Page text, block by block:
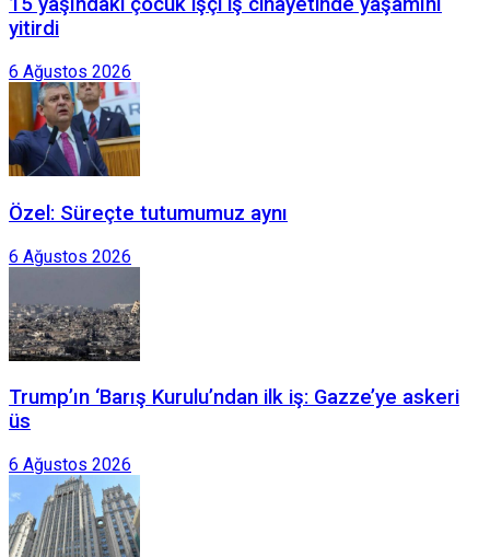
15 yaşındaki çocuk işçi iş cinayetinde yaşamını
yitirdi
6 Ağustos 2026
Özel: Süreçte tutumumuz aynı
6 Ağustos 2026
Trump’ın ‘Barış Kurulu’ndan ilk iş: Gazze’ye askeri
üs
6 Ağustos 2026